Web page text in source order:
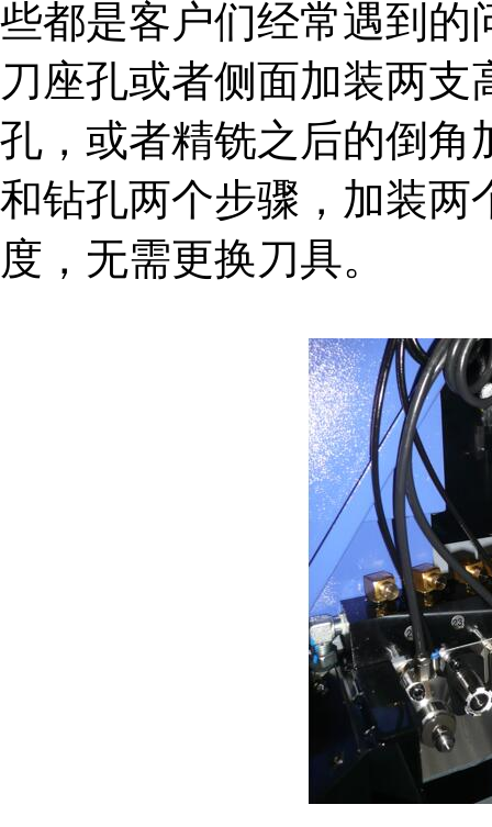
些都是客户们经常遇到的
刀座孔或者侧面加装两
孔，或者精铣之后的倒角
和钻孔两个步骤，加装两
度，无需更换刀具。